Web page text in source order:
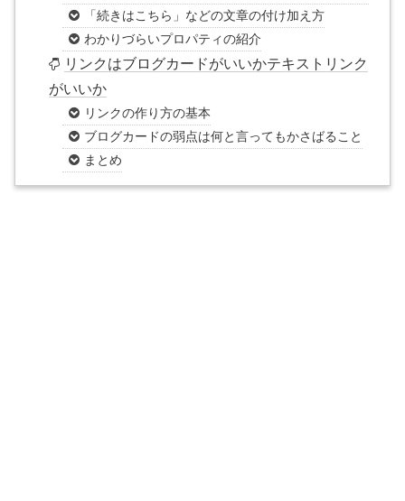
「続きはこちら」などの文章の付け加え方
わかりづらいプロパティの紹介
リンクはブログカードがいいかテキストリンク
がいいか
リンクの作り方の基本
ブログカードの弱点は何と言ってもかさばること
まとめ